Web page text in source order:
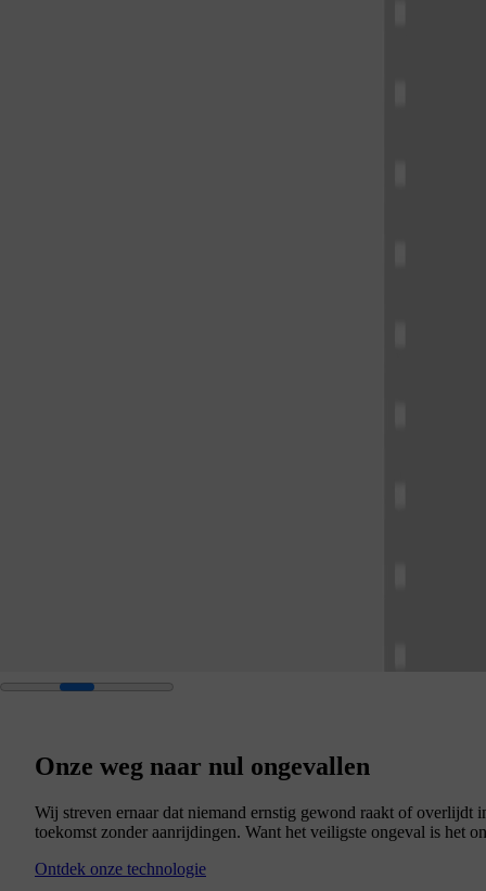
Onze weg naar nul ongevallen
Wij streven ernaar dat niemand ernstig gewond raakt of
toekomst zonder aanrijdingen. Want het veiligste ongeval is het
Ontdek onze technologie